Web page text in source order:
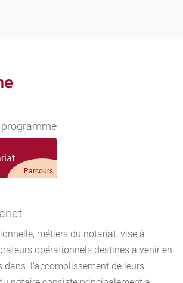
Parcours
métiers du notariat, vise à
opérationnels destinés à venir en
dans l'accomplissement de leurs